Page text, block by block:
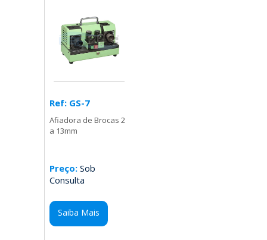
Ref: GS-7
Afiadora de Brocas 2
a 13mm
Preço: Sob
Consulta
Saiba Mais